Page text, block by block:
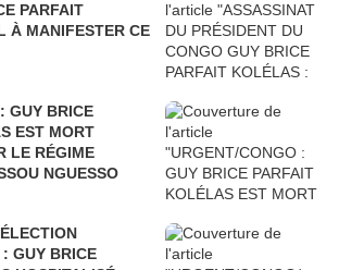
PARFAIT
À MANIFESTER CE
GUY BRICE
EST MORT
LE RÉGIME
NGUESSO
GUY BRICE